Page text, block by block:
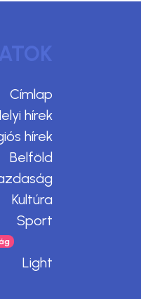
Címlap
hírek
hírek
Belföld
Kultúra
Sport
Light